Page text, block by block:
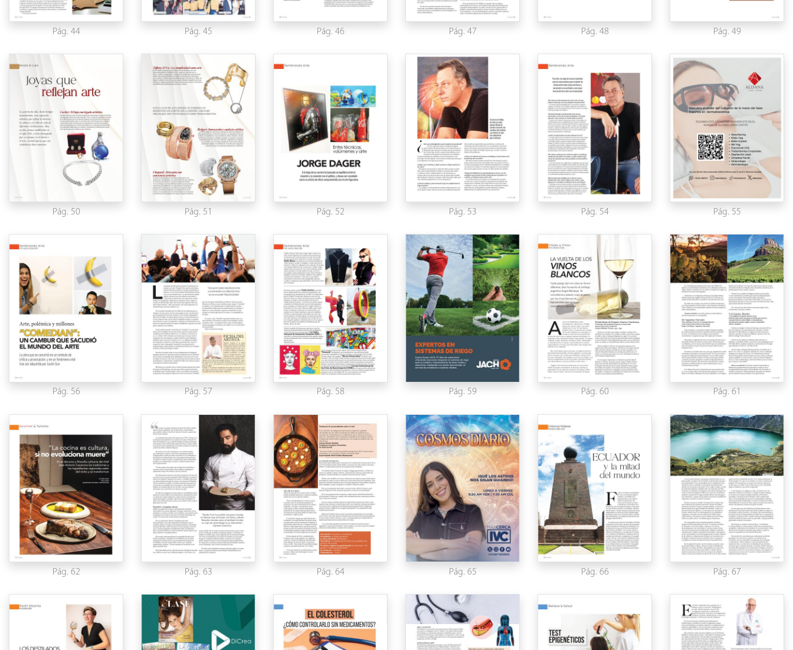
Pág. 44 Pág. 45 Pág. 46 Pág. 47 Pág. 48 Pág. 49
Pág. 50 Pág. 51 Pág. 52 Pág. 53 Pág. 54 Pág. 55
Pág. 56 Pág. 57 Pág. 58 Pág. 59 Pág. 60 Pág. 61
Pág. 62 Pág. 63 Pág. 64 Pág. 65 Pág. 66 Pág. 67